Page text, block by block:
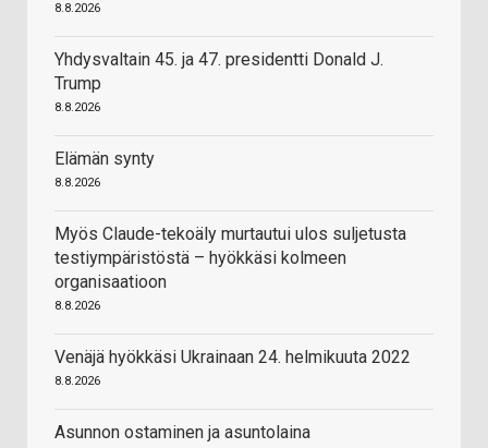
8.8.2026
Yhdysvaltain 45. ja 47. presidentti Donald J.
Trump
8.8.2026
Elämän synty
8.8.2026
Myös Claude-tekoäly murtautui ulos suljetusta
testiympäristöstä – hyökkäsi kolmeen
organisaatioon
8.8.2026
Venäjä hyökkäsi Ukrainaan 24. helmikuuta 2022
8.8.2026
Asunnon ostaminen ja asuntolaina